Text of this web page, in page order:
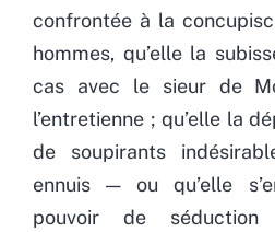
confrontée à la
hommes, qu’elle la
cas avec le sieur de
l’entretienne ; qu’elle la
de soupirants
ennuis — ou qu’elle
pouvoir de